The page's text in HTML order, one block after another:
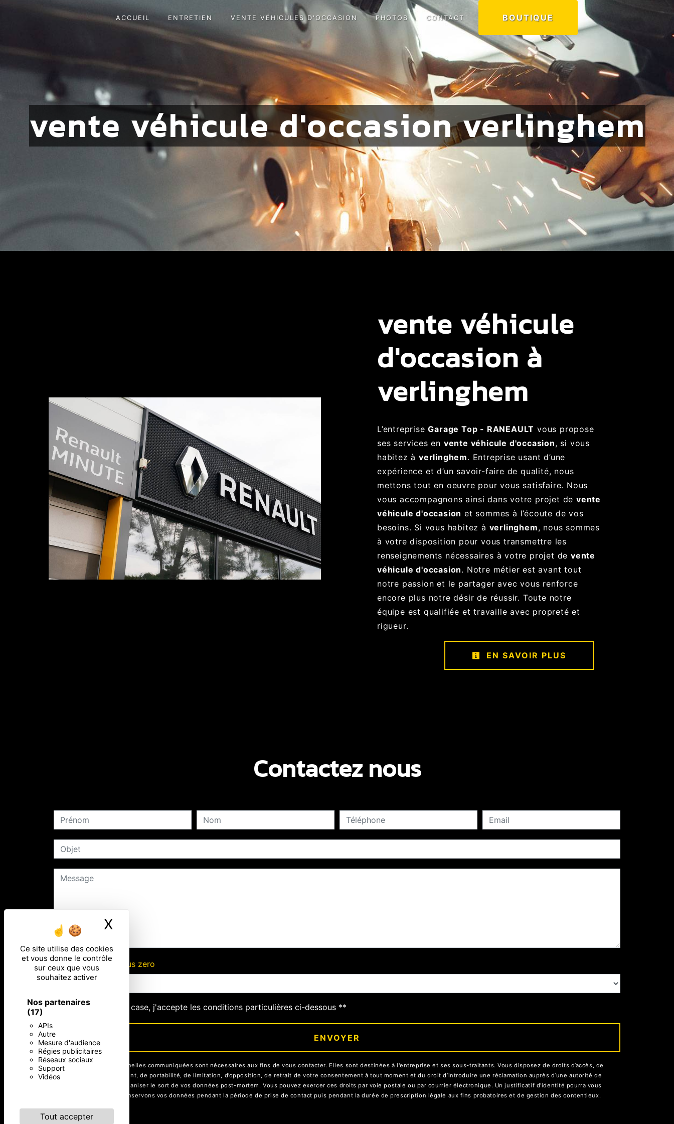
Panneau de gestion des cookies
Ce site utilise des cookies
et vous donne le contrôle
sur ceux que vous
souhaitez activer
Nos partenaires
(17)
APIs
Autre
Mesure d'audience
Régies publicitaires
Réseaux sociaux
Support
Vidéos
Tout accepter
X
ACCUEIL ENTRETIEN VENTE VÉHICULES D'OCCASION PHOTOS CONTACT BOUTIQUE
vente véhicule d'occasion verlinghem
vente véhicule
d'occasion à
verlinghem
L’entrepriseGarage Top - RANEAULT vous propose
ses services en vente véhicule d'occasion, si vous
habitez àverlinghem. Entreprise usant d’une
expérience et d’un savoir-faire de qualité, nous
mettons tout en oeuvre pour vous satisfaire. Nous
vous accompagnons ainsi dans votre projet de vente
véhicule d'occasion et sommes à l’écoute de vos
besoins. Si vous habitez à verlinghem, nous sommes
à votre disposition pour vous transmettre les
renseignements nécessaires à votre projet de vente
véhicule d'occasion. Notre métier est avant tout
notre passion et le partager avec vous renforce
encore plus notre désir de réussir. Toute notre
équipe est qualifiée et travaille avec propreté et
rigueur.
EN SAVOIR PLUS
Contactez nous
Combien font un plus zero
En cochant cette case, j'accepte les conditions particulières ci-dessous **
ENVOYER
** Les données personnelles communiquées sont nécessaires aux fins de vous contacter. Elles sont destinées à l'entreprise et ses sous-traitants. Vous disposez de droits d’accès, de
rectification, d’effacement, de portabilité, de limitation, d’opposition, de retrait de votre consentement à tout moment et du droit d’introduire une réclamation auprès d’une autorité de
contrôle, ainsi que d’organiser le sort de vos données post-mortem. Vous pouvez exercer ces droits par voie postale ou par courrier électronique. Un justificatif d'identité pourra vous
être demandé. Nous conservons vos données pendant la période de prise de contact puis pendant la durée de prescription légale aux fins probatoires et de gestion des contentieux.